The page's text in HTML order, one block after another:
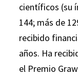
científicos (su
144; más de
recibido
años. Ha
el Premio